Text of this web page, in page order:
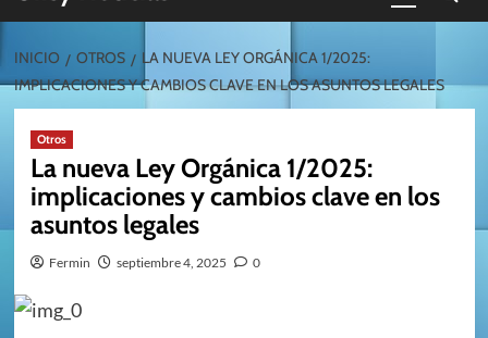
INICIO OTROS
LA NUEVA LEY ORGÁNICA 1/2025:
IMPLICACIONES Y CAMBIOS CLAVE EN LOS ASUNTOS LEGALES
Otros
La nueva Ley Orgánica 1/2025:
implicaciones y cambios clave en los
asuntos legales
Fermin septiembre 4, 2025 0